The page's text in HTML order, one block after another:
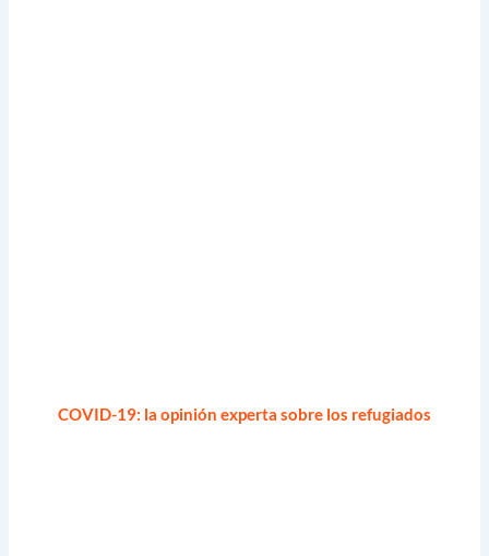
COVID-19: la opinión experta sobre los refugiados